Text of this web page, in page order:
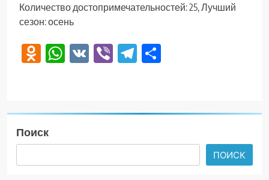
Количество достопримечательностей: 25, Лучший
сезон: осень
Odnoklassniki
WhatsApp
VK ViberTelegram
Поиск
ПОИСК